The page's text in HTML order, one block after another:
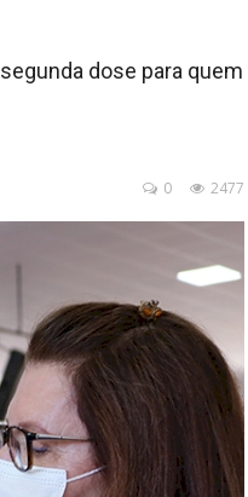
dose para quem
2477
0